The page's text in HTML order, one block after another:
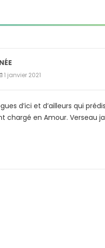
1 janvier 2021
d’ici et d’ailleurs qui
en Amour. Verseau